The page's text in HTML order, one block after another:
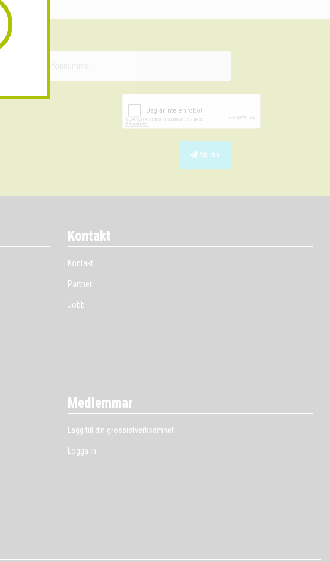
Skicka
Kontakt
Kontakt
Partner
Jobb
Medlemmar
Lägg till din grossistverksamhet
Logga in